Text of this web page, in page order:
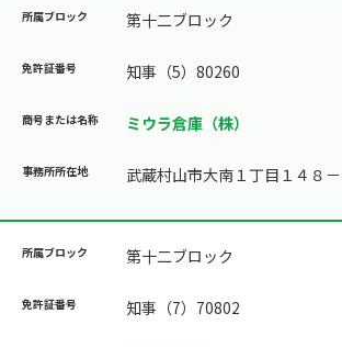
第十二ブロック
知事（5）80260
ミウラ倉庫（株）
武蔵村山市大南１丁目１４８
第十二ブロック
知事（7）70802